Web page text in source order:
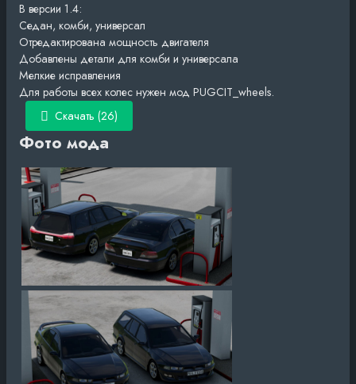
В версии 1.4:
Седан, комби, универсал
Отредактирована мощность двигателя
Добавлены детали для комби и универсала
Мелкие исправления
Для работы всех колес нужен мод PUGCIT_wheels.
Скачать (26)
Фото мода